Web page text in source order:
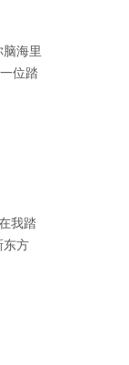
海里
位踏
我踏
东方